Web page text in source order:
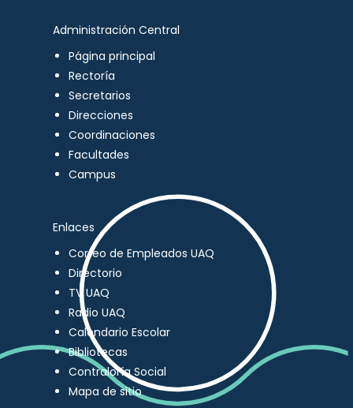
Administración Central
Página principal
Rectoría
Secretarios
Direcciones
Coordinaciones
Facultades
Campus
Enlaces
Correo de Empleados UAQ
Directorio
TV UAQ
Radio UAQ
Calendario Escolar
Bibliotecas
Contraloría Social
Mapa de sitio